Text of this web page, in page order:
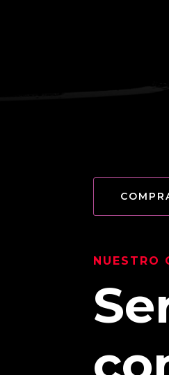
NUESTRO